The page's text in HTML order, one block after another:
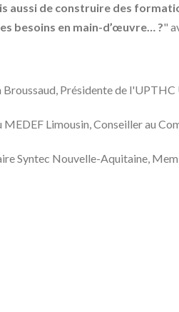
aussi de construire des
besoins en main-d’œuvre… ?"
Présidente de
Limousin, Conseiller au
Syntec Nouvelle-Aquitaine,